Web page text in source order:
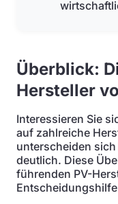
Überblick:
Hersteller
Interessieren Sie
auf zahlreiche
unterscheiden
deutlich. Diese
führenden PV-